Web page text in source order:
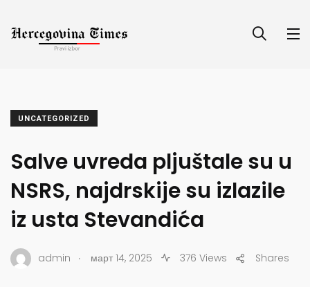
UNCATEGORIZED
Salve uvreda pljuštale su u
NSRS, najdrskije su izlazile
iz usta Stevandića
admin . март 14, 2025 376 Views Shares